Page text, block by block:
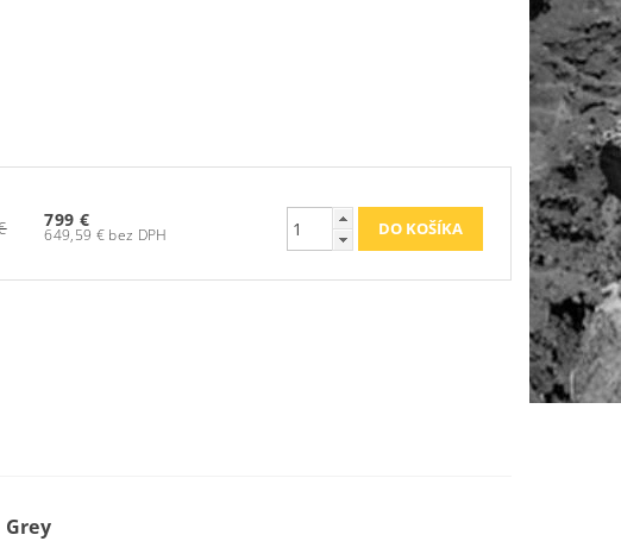
799 €
649,59 € bez DPH
Grey